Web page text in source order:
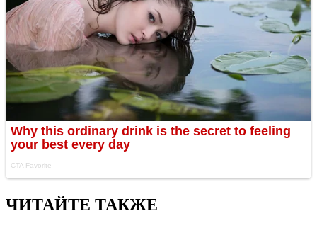
ЧИТАЙТЕ ТАКЖЕ